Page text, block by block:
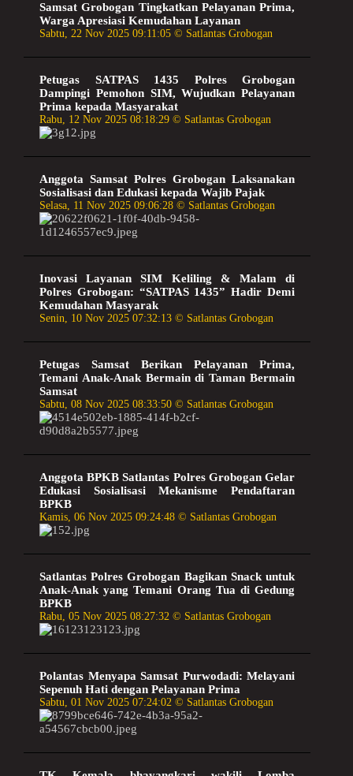
Samsat Grobogan Tingkatkan Pelayanan Prima,
Warga Apresiasi Kemudahan Layanan
Sabtu, 22 Nov 2025 09:11:05 © Satlantas Grobogan
Petugas SATPAS 1435 Polres Grobogan
Dampingi Pemohon SIM, Wujudkan Pelayanan
Prima kepada Masyarakat
Rabu, 12 Nov 2025 08:18:29 © Satlantas Grobogan
Anggota Samsat Polres Grobogan Laksanakan
Sosialisasi dan Edukasi kepada Wajib Pajak
Selasa, 11 Nov 2025 09:06:28 © Satlantas Grobogan
Inovasi Layanan SIM Keliling & Malam di
Polres Grobogan: “SATPAS 1435” Hadir Demi
Kemudahan Masyarak
Senin, 10 Nov 2025 07:32:13 © Satlantas Grobogan
Petugas Samsat Berikan Pelayanan Prima,
Temani Anak-Anak Bermain di Taman Bermain
Samsat
Sabtu, 08 Nov 2025 08:33:50 © Satlantas Grobogan
Anggota BPKB Satlantas Polres Grobogan Gelar
Edukasi Sosialisasi Mekanisme Pendaftaran
BPKB
Kamis, 06 Nov 2025 09:24:48 © Satlantas Grobogan
Satlantas Polres Grobogan Bagikan Snack untuk
Anak-Anak yang Temani Orang Tua di Gedung
BPKB
Rabu, 05 Nov 2025 08:27:32 © Satlantas Grobogan
Polantas Menyapa Samsat Purwodadi: Melayani
Sepenuh Hati dengan Pelayanan Prima
Sabtu, 01 Nov 2025 07:24:02 © Satlantas Grobogan